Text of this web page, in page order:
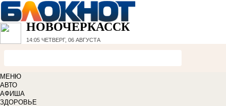
НОВОЧЕРКАССК
14:05 ЧЕТВЕРГ, 06 АВГУСТА
МЕНЮ
АВТО
АФИША
ЗДОРОВЬЕ